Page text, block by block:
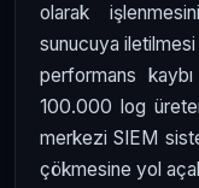
olarak
sunucuya iletilmesi
performans
100.000 log
merkezi SIEM
çökmesine yol